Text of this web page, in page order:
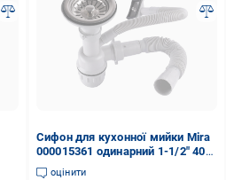
Сифон для кухонної мийки Mira
000015361 одинарний 1-1/2" 40
мм (24460249)
оцінити